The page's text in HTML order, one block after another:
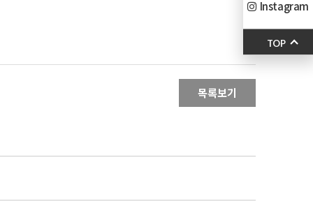
목록보기
Instagram
TOP